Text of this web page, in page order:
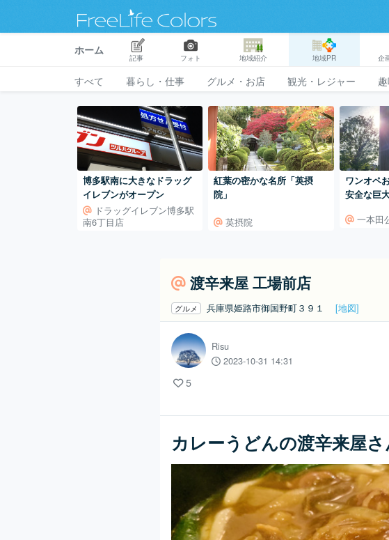
ホーム
記事 フォト 地域紹介 地域PR 企
すべて 暮らし・仕事 グルメ・お店 観光・レジャー
博多駅南に大きなドラッグ
イレブンがオープン
ドラッグイレブン博多駅
南6丁目店
紅葉の密かな名所「英摂
院」
英摂院
ワンオペ
安全な巨
一本田
渡辛来屋 工場前店
グルメ 兵庫県姫路市御国野町３９１ [地図]
Risu
2023-10-31 14:31
5
カレーうどんの渡辛来屋